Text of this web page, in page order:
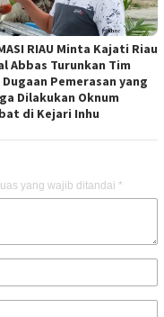
RIAU Minta Kajati Riau
Abbas Turunkan Tim
Pemerasan yang
Dilakukan Oknum
di Kejari Inhu
yang wajib ditandai *